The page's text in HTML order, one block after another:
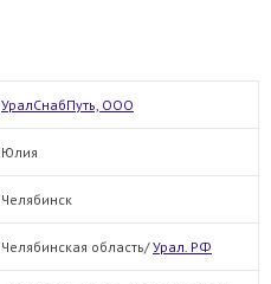
УралСнабПуть, ООО
Юлия
Челябинск
Челябинская область/Урал. РФ